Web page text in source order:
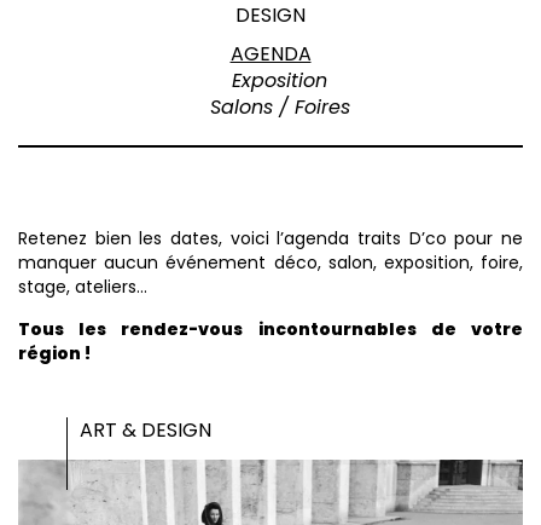
DESIGN
AGENDA
Exposition
Salons / Foires
Retenez bien les dates, voici l’agenda traits D’co pour ne
manquer aucun événement déco, salon, exposition, foire,
stage, ateliers…
Tous les rendez-vous incontournables de votre
région !
ART & DESIGN